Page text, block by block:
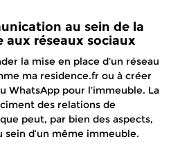
au sein de la
aux réseaux sociaux
la mise en place d’un réseau
ma residence.fr ou à créer
WhatsApp pour l’immeuble. La
des relations de
peut, par bien des aspects,
d’un même immeuble.